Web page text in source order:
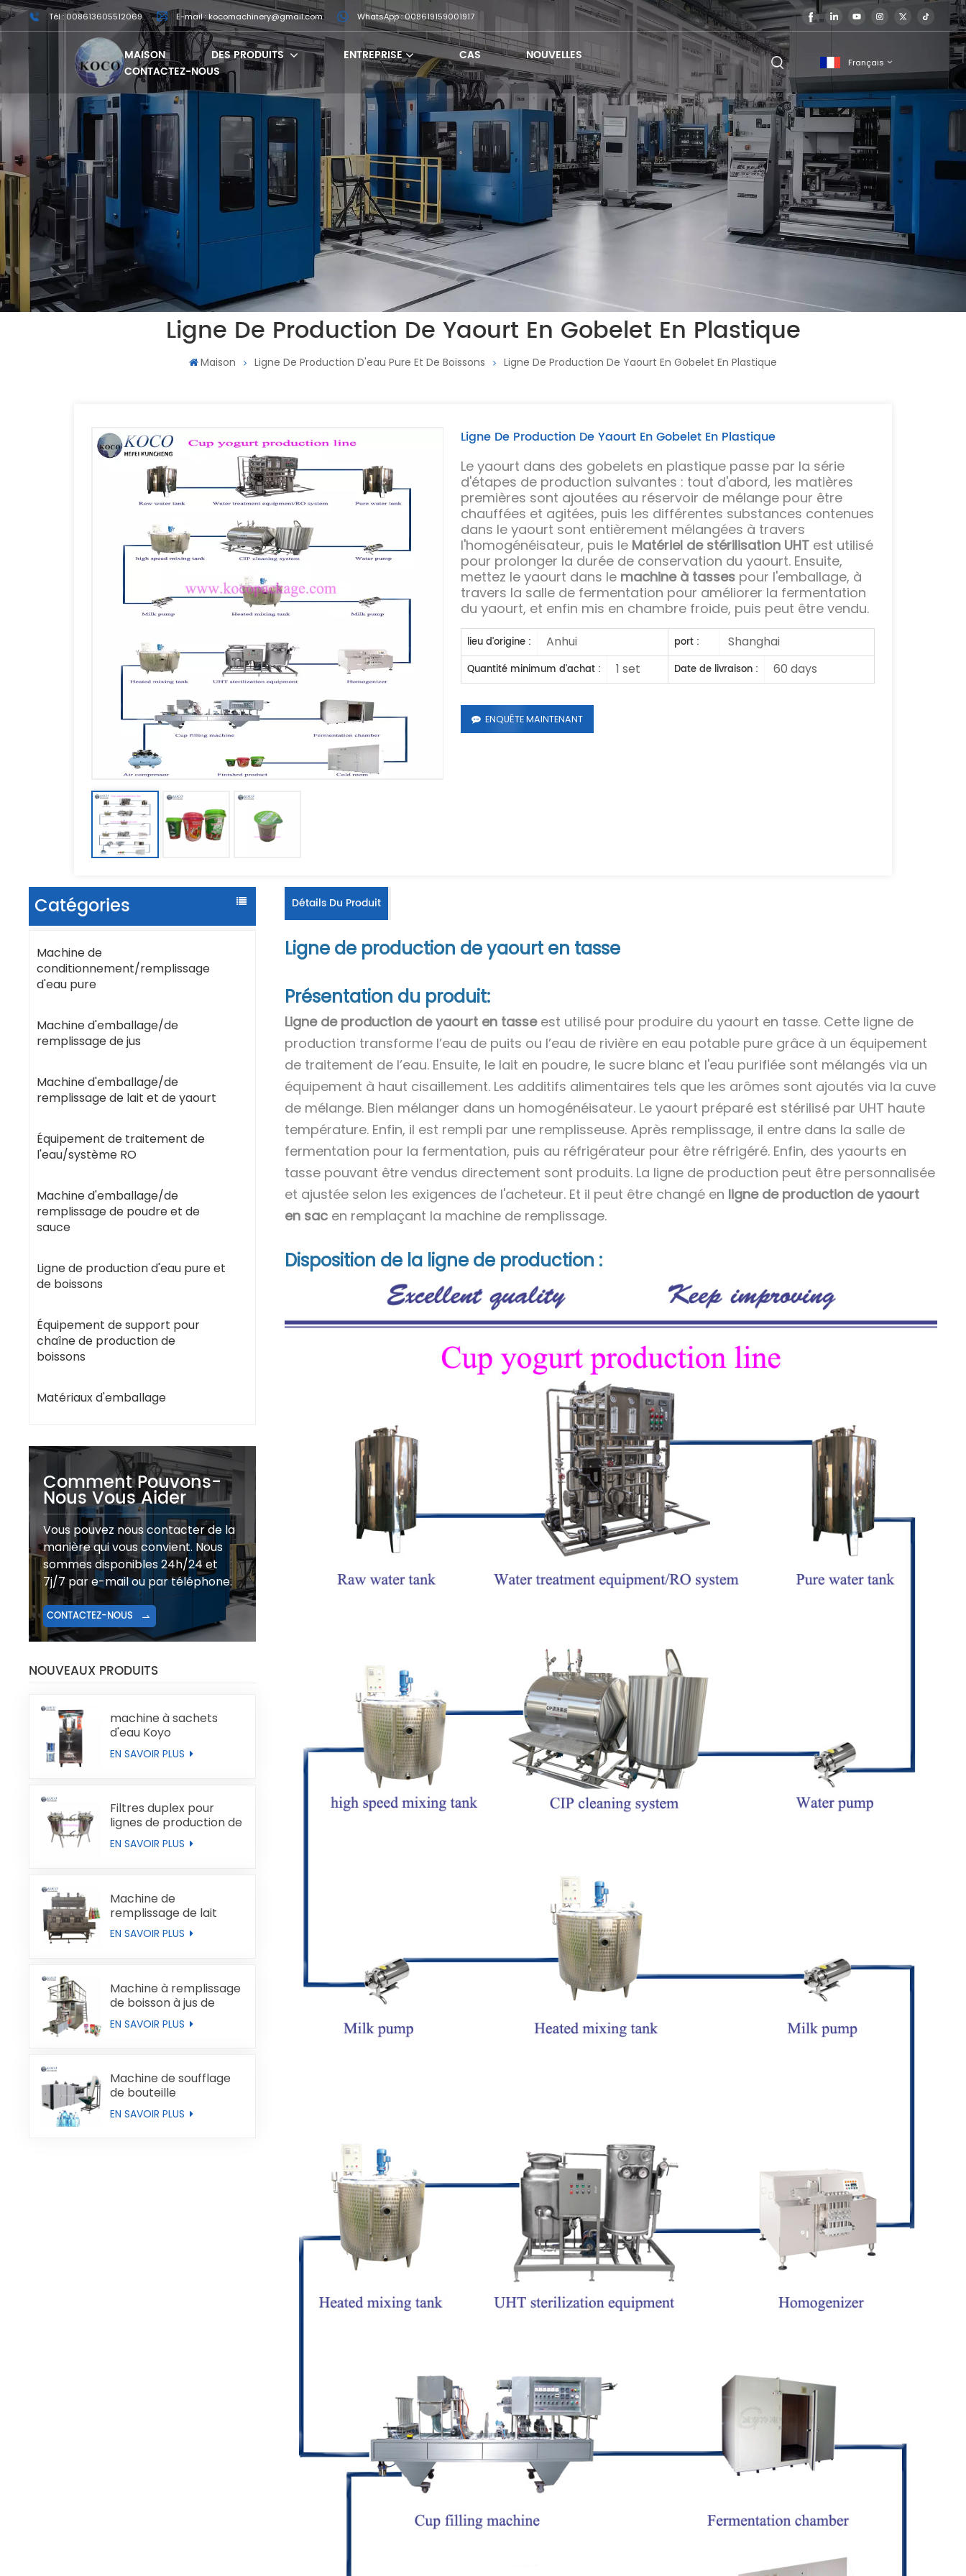
Tél : 008613605512069 E-mail : kocomachinery@gmail.com WhatsApp : 008619159001917
MAISON DES PRODUITS ENTREPRISE CAS
NOUVELLES
CONTACTEZ-NOUS
Français
English
français
Ligne De Production De Yaourt En Gobelet En Plastique
Maison Ligne De Production D'eau Pure Et De Boissons Ligne De Production De Yaourt En Gobelet En Plastique
Ligne De Production De Yaourt En Gobelet En Plastique
Le yaourt dans des gobelets en plastique passe par la série
d'étapes de production suivantes : tout d'abord, les matières
premières sont ajoutées au réservoir de mélange pour être
chauffées et agitées, puis les différentes substances contenues
dans le yaourt sont entièrement mélangées à travers
l'homogénéisateur, puis le Matériel de stérilisation UHT est utilisé
pour prolonger la durée de conservation du yaourt. Ensuite,
mettez le yaourt dans le machine à tasses pour l'emballage, à
travers la salle de fermentation pour améliorer la fermentation
du yaourt, et enfin mis en chambre froide, puis peut être vendu.
lieu d'origine : Anhui port : Shanghai
Quantité minimum d'achat : 1 set Date de livraison : 60 days
ENQUÊTE MAINTENANT
Catégories
Machine de
conditionnement/remplissage
d'eau pure
Machine d'emballage/de
remplissage de jus
Machine d'emballage/de
remplissage de lait et de yaourt
Équipement de traitement de
l'eau/système RO
Machine d'emballage/de
remplissage de poudre et de
sauce
Ligne de production d'eau pure et
de boissons
Équipement de support pour
chaîne de production de
boissons
Matériaux d'emballage
Comment Pouvons-
Nous Vous Aider
Vous pouvez nous contacter de la
manière qui vous convient. Nous
sommes disponibles 24h/24 et
7j/7 par e-mail ou par téléphone.
CONTACTEZ-NOUS
NOUVEAUX PRODUITS
machine à sachets
d'eau Koyo
EN SAVOIR PLUS
Filtres duplex pour
lignes de production de
liquides
EN SAVOIR PLUS
Machine de
remplissage de lait
automatique
EN SAVOIR PLUS
Machine à remplissage
de boisson à jus de
boucles de type brique
EN SAVOIR PLUS
Machine de soufflage
de bouteille
entièrement
automatique
EN SAVOIR PLUS
Détails Du Produit
Ligne de production de yaourt en tasse
Présentation du produit:
Ligne de production de yaourt en tasseest utilisé pour produire du yaourt en tasse. Cette ligne de
production transforme l’eau de puits ou l’eau de rivière en eau potable pure grâce à un équipement
de traitement de l’eau. Ensuite, le lait en poudre, le sucre blanc et l'eau purifiée sont mélangés via un
équipement à haut cisaillement. Les additifs alimentaires tels que les arômes sont ajoutés via la cuve
de mélange. Bien mélanger dans un homogénéisateur. Le yaourt préparé est stérilisé par UHT haute
température. Enfin, il est rempli par une remplisseuse. Après remplissage, il entre dans la salle de
fermentation pour la fermentation, puis au réfrigérateur pour être réfrigéré. Enfin, des yaourts en
tasse pouvant être vendus directement sont produits. La ligne de production peut être personnalisée
et ajustée selon les exigences de l'acheteur. Et il peut être changé en ligne de production de yaourt
en sac en remplaçant la machine de remplissage.
Disposition de la ligne de production :